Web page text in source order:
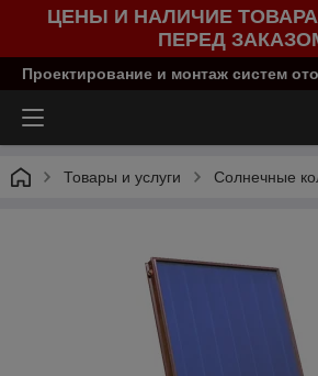
ЦЕНЫ И НАЛИЧИЕ
ПЕРЕД
Проектирование и монтаж систем
Товары и услуги Солнечные